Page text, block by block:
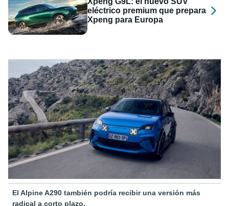
eléctrico premium que prepara
Xpeng para Europa
El Alpine A290 también podría recibir una versión más
radical a corto plazo.